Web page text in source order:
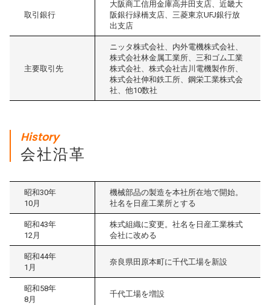
取引銀行
大阪商工信用金庫高井田支店、近畿大
阪銀行緑橋支店、三菱東京UFJ銀行放
出支店
主要取引先
ニッタ株式会社、内外電機株式会社、
株式会社林金属工業所、三和ゴム工業
株式会社、株式会社吉川電機製作所、
株式会社伸和鉄工所、鋼栄工業株式会
社、他10数社
History
会社沿革
昭和30年
10月
機械部品の製造を本社所在地で開始。
社名を日産工業所とする
昭和43年
12月
株式組織に変更。社名を日産工業株式
会社に改める
昭和44年
1月
奈良県田原本町に千代工場を新設
昭和58年
8月
千代工場を増設